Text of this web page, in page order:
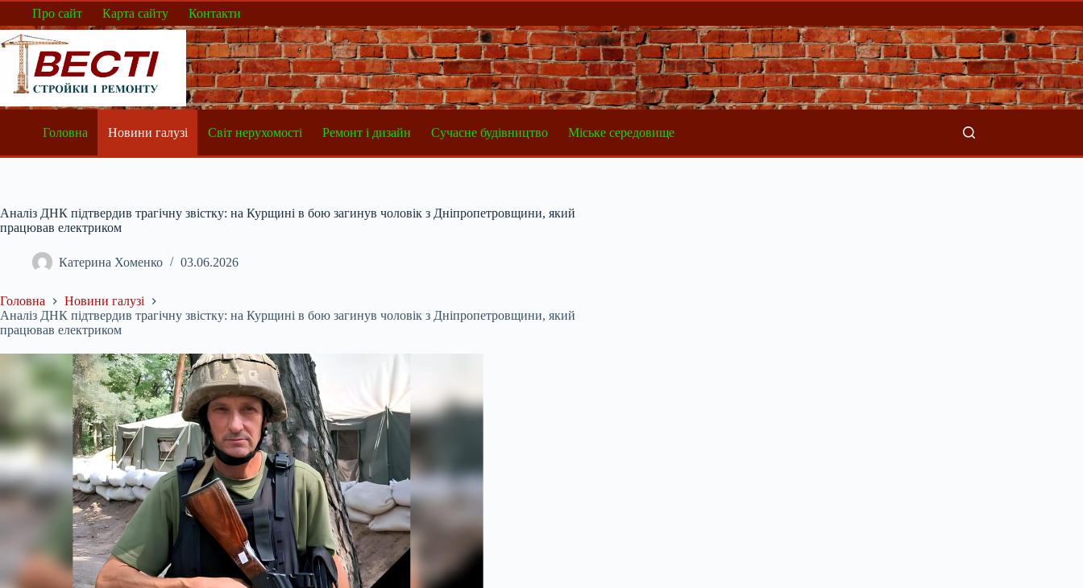
Перейти
вмісту
Про сайт Карта сайту Контакти
Головна Новини галузі Світ нерухомості Ремонт і дизайн Сучасне будівництво Міське середовище
Аналіз ДНК підтвердив трагічну звістку: на Курщині в бою загинув чоловік з Дніпропетровщини, який
працював електриком
Катерина Хоменко 03.06.2026
Головна
Новини галузі
Аналіз ДНК підтвердив трагічну звістку: на Курщині в бою загинув чоловік з Дніпропетровщини, який
працював електриком